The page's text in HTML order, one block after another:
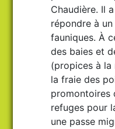
Chaudière. Il
répondre à
fauniques. À
des baies et
(propices à
la fraie des
promontoires
refuges pour
une passe